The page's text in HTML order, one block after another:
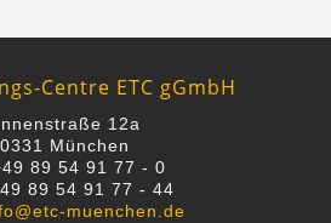
Centre ETC gGmbH
12a
München
89 54 91 77 - 0
89 54 91 77 - 44
muenchen.de